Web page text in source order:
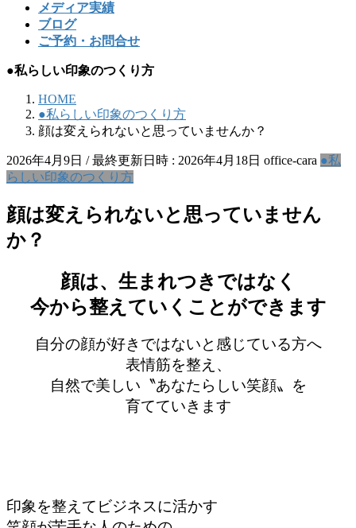
メディア実績
ブログ
ご予約・お問合せ
●私らしい印象のつくり方
HOME
●私らしい印象のつくり方
顔は変えられないと思っていませんか？
2026年4月9日 / 最終更新日時 : 2026年4月18日 office-cara ●私
らしい印象のつくり方
顔は変えられないと思っていません
か？
顔は、生まれつきではなく
今から整えていくことができます
自分の顔が好きではないと感じている方へ
表情筋を整え、
自然で美しい〝あなたらしい笑顔〟を
育てていきます
印象を整えてビジネスに活かす